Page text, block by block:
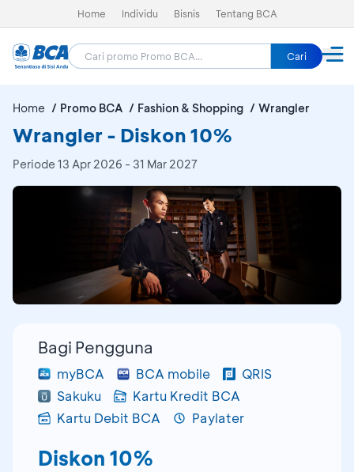
Home Individu Bisnis Tentang BCA
Cari
Home Promo BCA Fashion & Shopping Wrangler
Wrangler - Diskon 10%
Periode 13 Apr 2026 - 31 Mar 2027
Bagi Pengguna
myBCA BCA mobile
QRIS
Sakuku
Kartu Kredit BCA
Kartu Debit BCA
Paylater
Diskon 10%